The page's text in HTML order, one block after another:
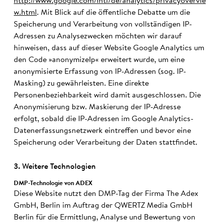
w.html . Mit Blick auf die öffentliche Debatte um die
Speicherung und Verarbeitung von vollständigen IP-
Adressen zu Analysezwecken möchten wir darauf
hinweisen, dass auf dieser Website Google Analytics um
den Code »anonymizeIp« erweitert wurde, um eine
anonymisierte Erfassung von IP-Adressen (sog. IP-
Masking) zu gewährleisten. Eine direkte
Personenbeziehbarkeit wird damit ausgeschlossen. Die
Anonymisierung bzw. Maskierung der IP-Adresse
erfolgt, sobald die IP-Adressen im Google Analytics-
Datenerfassungsnetzwerk eintreffen und bevor eine
Speicherung oder Verarbeitung der Daten stattfindet.
3. Weitere Techno­logien
DMP-Technologie von ADEX
Diese Website nutzt den DMP-Tag der Firma The Adex
GmbH, Berlin im Auftrag der QWERTZ Media GmbH
Berlin für die Ermittlung, Analyse und Bewertung von